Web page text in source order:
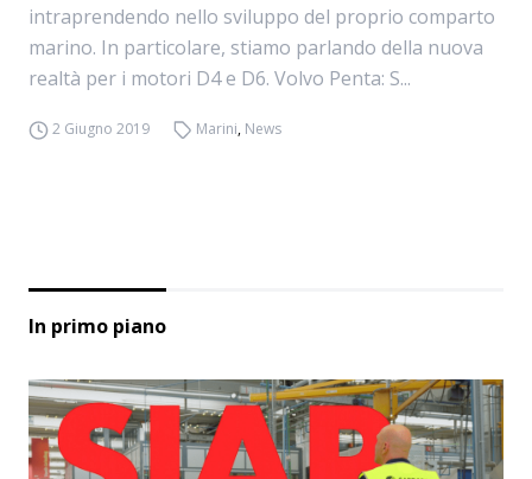
intraprendendo nello sviluppo del proprio comparto
marino. In particolare, stiamo parlando della nuova
realtà per i motori D4 e D6. Volvo Penta: S...
2 Giugno 2019 Marini, News
In primo piano